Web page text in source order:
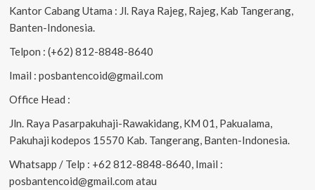
Kantor Cabang Utama : Jl. Raya Rajeg, Rajeg, Kab Tangerang,
Banten-Indonesia.
Telpon : (+62) 812-8848-8640
Imail : posbantencoid@gmail.com
Office Head :
Jln. Raya Pasarpakuhaji-Rawakidang, KM 01, Pakualama,
Pakuhaji kodepos 15570 Kab. Tangerang, Banten-Indonesia.
Whatsapp / Telp : +62 812-8848-8640, Imail :
posbantencoid@gmail.com atau